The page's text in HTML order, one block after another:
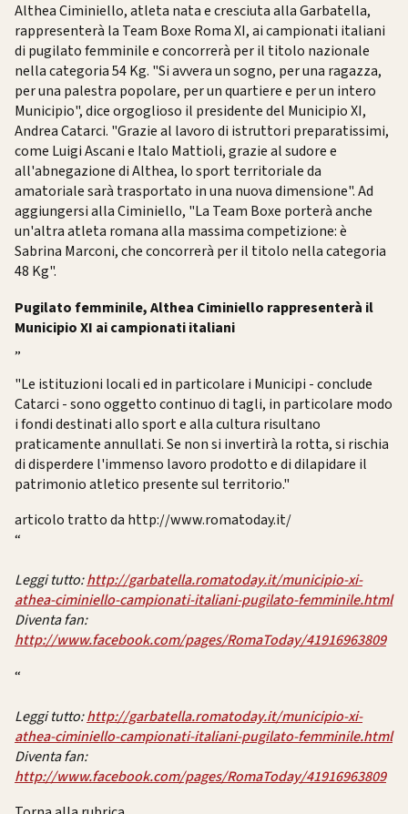
Althea Ciminiello, atleta nata e cresciuta alla Garbatella,
rappresenterà la Team Boxe Roma XI, ai campionati italiani
di pugilato femminile e concorrerà per il titolo nazionale
nella categoria 54 Kg. "Si avvera un sogno, per una ragazza,
per una palestra popolare, per un quartiere e per un intero
Municipio", dice orgoglioso il presidente del Municipio XI,
Andrea Catarci. "Grazie al lavoro di istruttori preparatissimi,
come Luigi Ascani e Italo Mattioli, grazie al sudore e
all'abnegazione di Althea, lo sport territoriale da
amatoriale sarà trasportato in una nuova dimensione". Ad
aggiungersi alla Ciminiello, "La Team Boxe porterà anche
un'altra atleta romana alla massima competizione: è
Sabrina Marconi, che concorrerà per il titolo nella categoria
48 Kg".
Pugilato femminile, Althea Ciminiello rappresenterà il
Municipio XI ai campionati italiani
„
"Le istituzioni locali ed in particolare i Municipi - conclude
Catarci - sono oggetto continuo di tagli, in particolare modo
i fondi destinati allo sport e alla cultura risultano
praticamente annullati. Se non si invertirà la rotta, si rischia
di disperdere l'immenso lavoro prodotto e di dilapidare il
patrimonio atletico presente sul territorio."
articolo tratto da http://www.romatoday.it/
“
Leggi tutto:http://garbatella.romatoday.it/municipio-xi-
athea-ciminiello-campionati-italiani-pugilato-femminile.html
Diventa fan:
http://www.facebook.com/pages/RomaToday/41916963809
“
Leggi tutto:http://garbatella.romatoday.it/municipio-xi-
athea-ciminiello-campionati-italiani-pugilato-femminile.html
Diventa fan:
http://www.facebook.com/pages/RomaToday/41916963809